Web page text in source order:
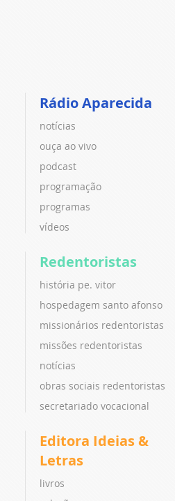
Rádio Aparecida
notícias
ouça ao vivo
podcast
programação
programas
vídeos
Redentoristas
história pe. vitor
hospedagem santo afonso
missionários redentoristas
missões redentoristas
notícias
obras sociais redentoristas
secretariado vocacional
Editora Ideias &
Letras
livros